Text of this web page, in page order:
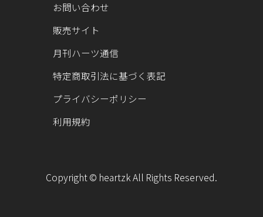
お問い合わせ
販売サイト
月刊ハーツ通信
特定商取引法に基づく表記
プライバシーポリシー
利用規約
Copyright © heartzk All Rights Reserved.